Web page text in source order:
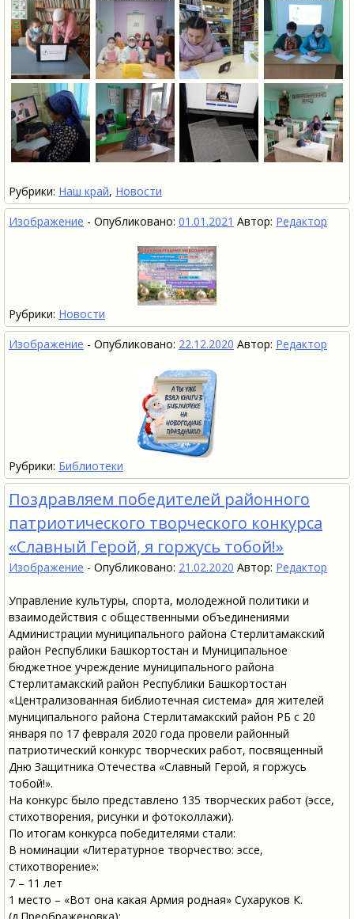
Рубрики: Наш край, Новости
Изображение - Опубликовано: 01.01.2021 Автор: Редактор
Рубрики: Новости
Изображение - Опубликовано: 22.12.2020 Автор: Редактор
Рубрики: Библиотеки
Поздравляем победителей районного
патриотического творческого конкурса
«Славный Герой, я горжусь тобой!»
Изображение - Опубликовано: 21.02.2020 Автор: Редактор
Управление культуры, спорта, молодежной политики и
взаимодействия с общественными объединениями
Администрации муниципального района Стерлитамакский
район Республики Башкортостан и Муниципальное
бюджетное учреждение муниципального района
Стерлитамакский район Республики Башкортостан
«Централизованная библиотечная система» для жителей
муниципального района Стерлитамакский район РБ с 20
января по 17 февраля 2020 года провели районный
патриотический конкурс творческих работ, посвященный
Дню Защитника Отечества «Славный Герой, я горжусь
тобой!».
На конкурс было представлено 135 творческих работ (эссе,
стихотворения, рисунки и фотоколлажи).
По итогам конкурса победителями стали:
В номинации «Литературное творчество: эссе,
стихотворение»:
7 – 11 лет
1 место – «Вот она какая Армия родная» Сухаруков К.